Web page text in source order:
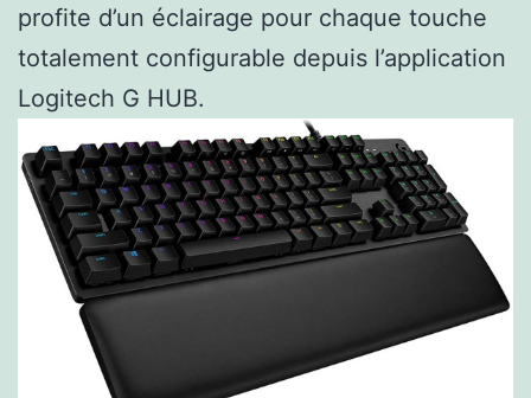
profite d’un éclairage pour chaque touche
totalement configurable depuis l’application
Logitech G HUB.